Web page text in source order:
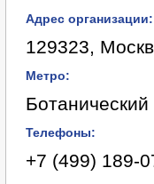
Адрес организации:
129323,
Метро:
Телефоны:
+7 (499) 189-